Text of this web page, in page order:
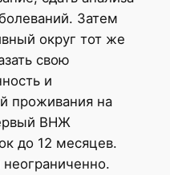
Затем
округ тот же
свою
и
проживания на
ВНЖ
до 12 месяцев.